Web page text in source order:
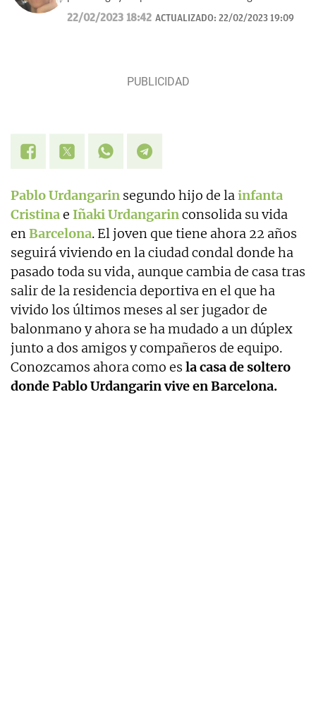
desde 2007.
22/02/2023 18:42 ACTUALIZADO: 22/02/2023 19:09
Pablo Urdangarin segundo hijo de lainfanta
Cristinae Iñaki Urdangarinconsolida su vida
enBarcelona. El joven que tiene ahora 22 años
seguirá viviendo en la ciudad condal donde ha
pasado toda su vida, aunque cambia de casa tras
salir de la residencia deportiva en el que ha
vivido los últimos meses al ser jugador de
balonmano y ahora se ha mudado a un dúplex
junto a dos amigos y compañeros de equipo.
Conozcamos ahora como es la casa de soltero
donde Pablo Urdangarin vive en Barcelona.